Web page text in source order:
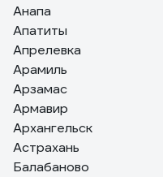
комфортной работы в
Анапа
Апатиты
Апрелевка
Арамиль
Арзамас
Армавир
Архангельск
Астрахань
Балабаново